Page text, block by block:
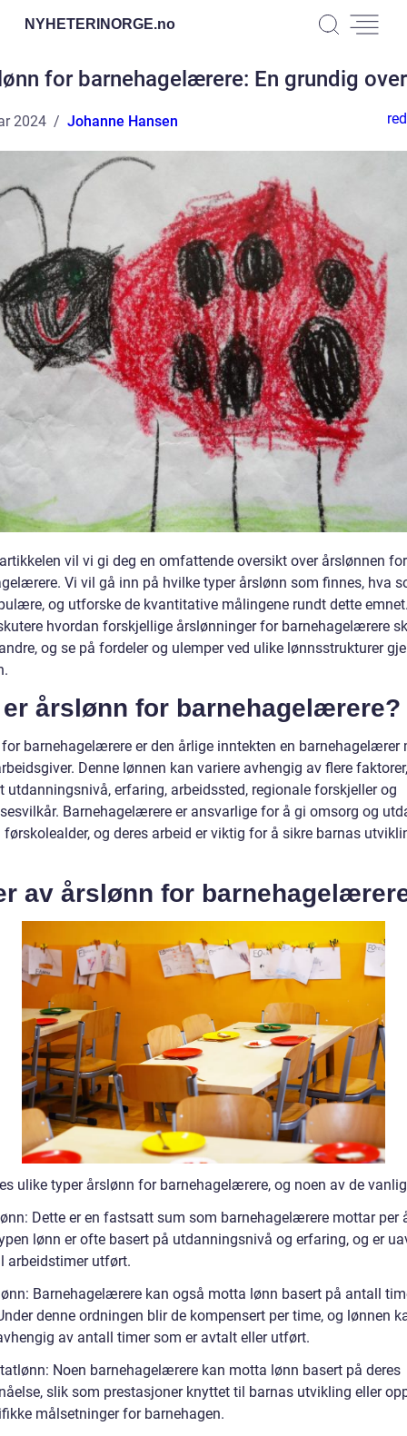
NYHETERINORGE.no
for barnehagelærere: En grundig
2024 Johanne Hansen
vil vi gi deg en omfattende oversikt over årslønnen for
Vi vil gå inn på hvilke typer årslønn som finnes, hva
og utforske de kvantitative målingene rundt dette
hvordan forskjellige årslønninger for barnehagelærere
og se på fordeler og ulemper ved ulike lønnsstrukturer
er årslønn for barnehagelærere?
barnehagelærere er den årlige inntekten en barnehagelærer
Denne lønnen kan variere avhengig av flere faktorer,
utdanningsnivå, erfaring, arbeidssted, regionale forskjeller og
Barnehagelærere er ansvarlige for å gi omsorg og
og deres arbeid er viktig for å sikre barnas
av årslønn for
ulike typer årslønn for barnehagelærere, og noen av de
Dette er en fastsatt sum som barnehagelærere mottar per
lønn er ofte basert på utdanningsnivå og erfaring, og er
arbeidstimer utført.
Barnehagelærere kan også motta lønn basert på antall
denne ordningen blir de kompensert per time, og lønnen
av antall timer som er avtalt eller utført.
Noen barnehagelærere kan motta lønn basert på deres
slik som prestasjoner knyttet til barnas utvikling eller
målsetninger for barnehagen.